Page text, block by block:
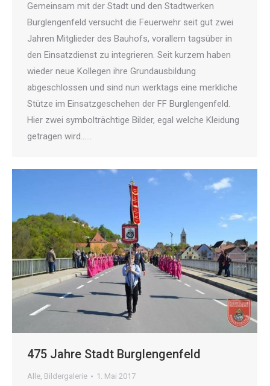
Gemeinsam mit der Stadt und den Stadtwerken
Burglengenfeld versucht die Feuerwehr seit gut zwei
Jahren Mitglieder des Bauhofs, vorallem tagsüber in
den Einsatzdienst zu integrieren. Seit kurzem haben
wieder neue Kollegen ihre Grundausbildung
abgeschlossen und sind nun werktags eine merkliche
Stütze im Einsatzgeschehen der FF Burglengenfeld.
Hier zwei symbolträchtige Bilder, egal welche Kleidung
getragen wird……
475 Jahre Stadt Burglengenfeld
Alle, Bildergalerie 1. Mai 2017